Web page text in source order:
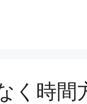
く時間